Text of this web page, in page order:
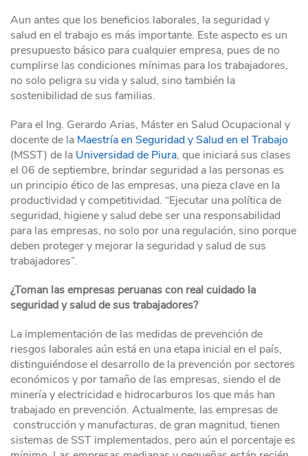
Aun antes que los beneficios laborales, la seguridad y
salud en el trabajo es más importante. Este aspecto es un
presupuesto básico para cualquier empresa, pues de no
cumplirse las condiciones mínimas para los trabajadores,
no solo peligra su vida y salud, sino también la
sostenibilidad de sus familias.
Para el Ing. Gerardo Arias, Máster en Salud Ocupacional y
docente de la Maestría en Seguridad y Salud en el Trabajo
(MSST) de la Universidad de Piura, que iniciará sus clases
el 06 de septiembre, brindar seguridad a las personas es
un principio ético de las empresas, una pieza clave en la
productividad y competitividad. “Ejecutar una política de
seguridad, higiene y salud debe ser una responsabilidad
para las empresas, no solo por una regulación, sino porque
deben proteger y mejorar la seguridad y salud de sus
trabajadores”.
¿Toman las empresas peruanas con real cuidado la
seguridad y salud de sus trabajadores?
La implementación de las medidas de prevención de
riesgos laborales aún está en una etapa inicial en el país,
distinguiéndose el desarrollo de la prevención por sectores
económicos y por tamaño de las empresas, siendo el de
minería y electricidad e hidrocarburos los que más han
trabajado en prevención. Actualmente, las empresas de
construcción y manufacturas, de gran magnitud, tienen
sistemas de SST implementados, pero aún el porcentaje es